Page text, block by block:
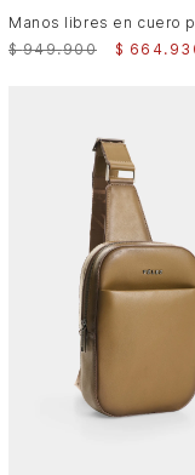
$ 949.900 $ 664.